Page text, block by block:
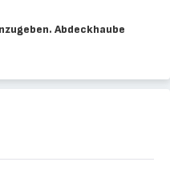
Abdeckhaube